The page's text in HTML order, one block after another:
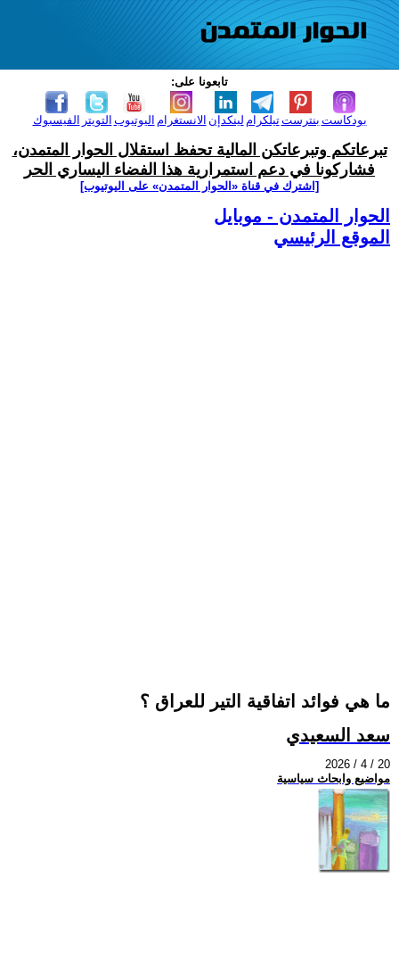
تابعونا على:
الفيسبوك التويتر اليوتيوب الانستغرام لينكدإن تيلكرامبنترست بودكاست
تبرعاتكم وتبرعاتكن المالية تحفظ استقلال الحوار المتمدن،
فشاركونا في دعم استمرارية هذا الفضاء اليساري الحر
[اشترك في قناة ‫«الحوار المتمدن» على اليوتيوب]
الحوار المتمدن - موبايل
الموقع الرئيسي
ما هي فوائد اتفاقية التير للعراق ؟
سعد السعيدي
2026 / 4 / 20
مواضيع وابحاث سياسية